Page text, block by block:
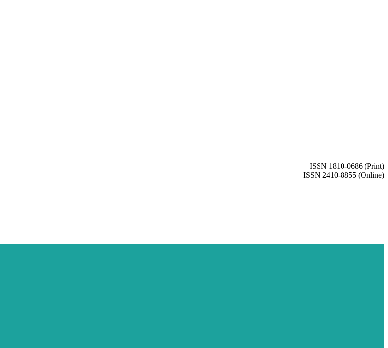
ISSN 1810-0686 (Print)
ISSN 2410-8855 (Online)